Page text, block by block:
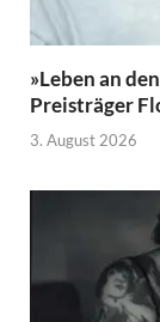
»Leben an
Preisträger
3. August 2026